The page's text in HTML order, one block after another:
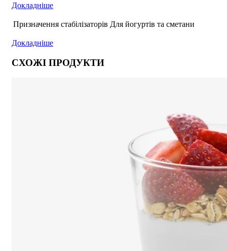
Докладніше
Призначення стабілізаторів Для йогуртів та сметани
Докладніше
СХОЖІ ПРОДУКТИ